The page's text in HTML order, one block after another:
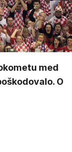
med
O